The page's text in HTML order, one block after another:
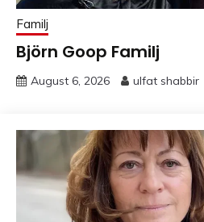
Familj
Björn Goop Familj
August 6, 2026 ulfat shabbir